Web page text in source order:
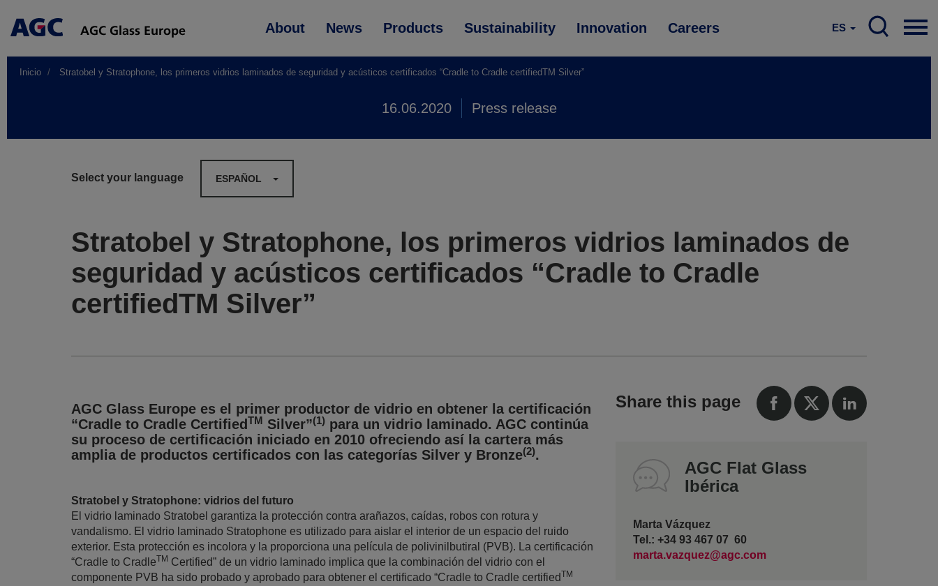
Main
About News Products Sustainability Innovation Careers ES
Inicio Stratobel y Stratophone, los primeros vidrios laminados de seguridad y acústicos certificados “Cradle to Cradle certifiedTM Silver”
16.06.2020 Press release
Select your language ESPAÑOL
Stratobel y Stratophone, los primeros vidrios laminados de
seguridad y acústicos certificados “Cradle to Cradle
certifiedTM Silver”
AGC Glass Europe es el primer productor de vidrio en obtener la certificación
“Cradle to Cradle Certified TM Silver”(1) para un vidrio laminado. AGC continúa
su proceso de certificación iniciado en 2010 ofreciendo así la cartera más
amplia de productos certificados con las categorías Silver y Bronze(2).
Stratobel y Stratophone: vidrios del futuro
El vidrio laminado Stratobel garantiza la protección contra arañazos, caídas, robos con rotura y
vandalismo. El vidrio laminado Stratophone es utilizado para aislar el interior de un espacio del ruido
exterior. Esta protección es incolora y la proporciona una película de polivinilbutiral (PVB). La certificación
“Cradle to CradleTM Certified” de un vidrio laminado implica que la combinación del vidrio con el
componente PVB ha sido probado y aprobado para obtener el certificado “Cradle to Cradle certifiedTM
Share this page
AGC Flat Glass
Ibérica
Marta Vázquez
Tel.: +34 93 467 07 60
marta.vazquez@agc.com